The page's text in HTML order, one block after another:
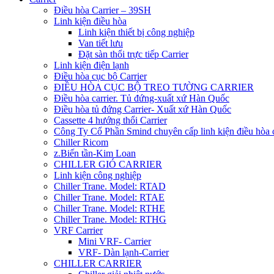
Điều hòa Carrier – 39SH
Linh kiện điều hòa
Linh kiện thiết bị công nghiệp
Van tiết lưu
Đặt sàn thổi trực tiếp Carrier
Linh kiện điện lạnh
Điều hòa cục bộ Carrier
ĐIỀU HÒA CỤC BỘ TREO TƯỜNG CARRIER
Điều hòa carrier. Tủ đứng-xuất xứ Hàn Quốc
Điều hòa tủ đứng Carrier- Xuất xứ Hàn Quốc
Cassette 4 hướng thổi Carrier
Công Ty Cổ Phần Smind chuyên cấp linh kiện điều hòa
Chiller Ricom
z.Biến tần-Kim Loan
CHILLER GIÓ CARRIER
Linh kiện công nghiệp
Chiller Trane. Model: RTAD
Chiller Trane. Model: RTAE
Chiller Trane. Model: RTHE
Chiller Trane. Model: RTHG
VRF Carrier
Mini VRF- Carrier
VRF- Dàn lạnh-Carrier
CHILLER CARRIER